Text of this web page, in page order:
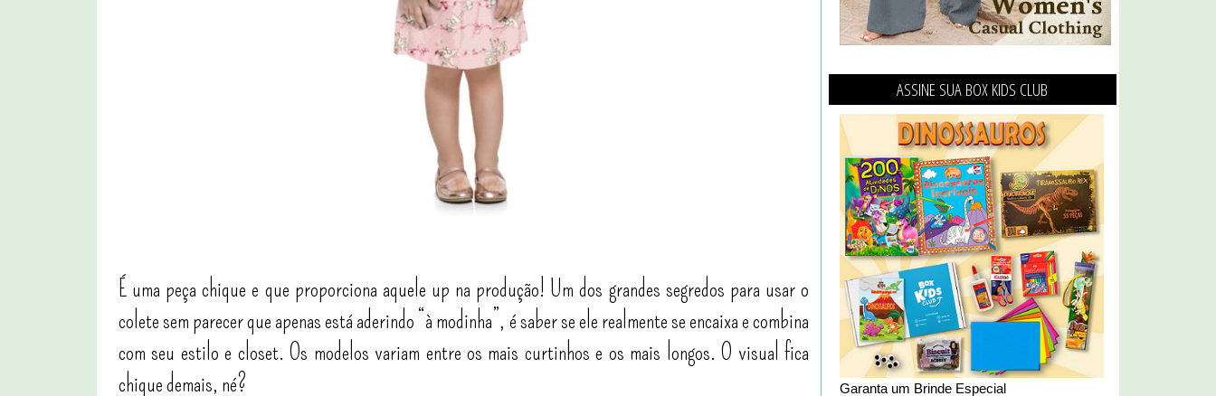
É uma peça chique e que proporciona aquele up na produção! Um dos grandes segredos para usar o
colete sem parecer que apenas está aderindo “à modinha”, é saber se ele realmente se encaixa e combina
com seu estilo e closet. Os modelos variam entre os mais curtinhos e os mais longos. O visual fica
chique demais, né?
ASSINE SUA BOX KIDS CLUB
Garanta um Brinde Especial